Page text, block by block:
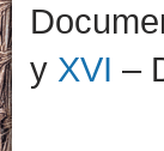
y XVI –